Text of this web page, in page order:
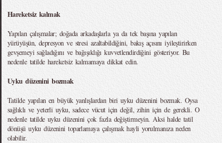
Hareketsiz kalmak
Yapılan çalışmalar; doğada arkadaşlarla ya da tek başına yapılan
yürüyüşün, depresyon ve stresi azaltabildiğini, bakış açısını iyileştirirken
gevşemeyi sağladığını ve bağışıklığı kuvvetlendirdiğini gösteriyor. Bu
nedenle tatilde hareketsiz kalmamaya dikkat edin.
Uyku düzenini bozmak
Tatilde yapılan en büyük yanlışlardan biri uyku düzenini bozmak. Oysa
sağlıklı ve yeterli uyku, sadece vücut için değil, zihin için de gerekli. O
nedenle tatilde uyku düzenini çok fazla değiştirmeyin. Aksi halde tatil
dönüşü uyku düzenini toparlamaya çalışmak hayli yorulmanıza neden
olabilir.